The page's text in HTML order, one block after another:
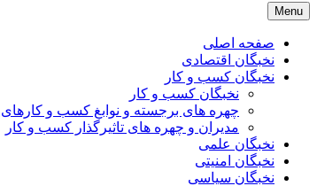
نخبگان تایمز/ کتاب نخبگان + پورتال رسمی کتاب نخبگان ایران – کتاب نخبگان اقتصادی
Menu
صفحه اصلی
نخبگان اقتصادی
نخبگان کسب و کار
نخبگان کسب و کار
چهره های برجسته و نوابغ کسب و
مدیران و چهره های تاثیرگذار کسب و کار
نخبگان علمی
نخبگان امنیتی
نخبگان سیاسی